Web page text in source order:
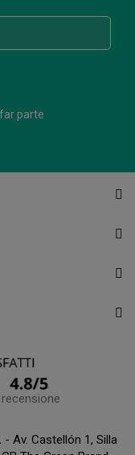
parte
- Av. Castellón 1, Silla